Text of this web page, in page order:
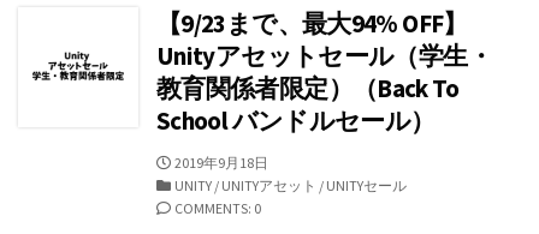
【9/23まで、最大94% OFF】
Unityアセットセール（学生・
教育関係者限定）（Back To
School バンドルセール）
公
開
日
2019年9月18日
カ
テ
UNITY / UNITYアセット / UNITYセール
COMMENTS: 0